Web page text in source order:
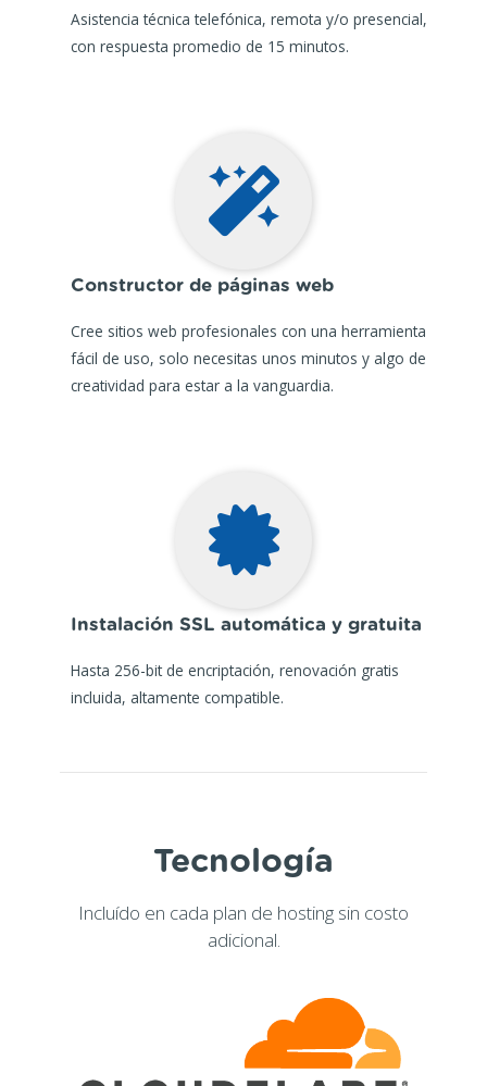
Asistencia técnica telefónica, remota y/o presencial,
con respuesta promedio de 15 minutos.
Constructor de páginas web
Cree sitios web profesionales con una herramienta
fácil de uso, solo necesitas unos minutos y algo de
creatividad para estar a la vanguardia.
Instalación SSL automática y gratuita
Hasta 256-bit de encriptación, renovación gratis
incluida, altamente compatible.
Tecnología
Incluído en cada plan de hosting sin costo
adicional.